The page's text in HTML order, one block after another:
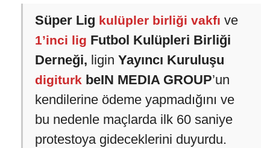
Süper Lig kulüpler birliği vakfı ve
1’inci lig Futbol Kulüpleri Birliği
Derneği, ligin Yayıncı Kuruluşu
digiturk beIN MEDIA GROUP’un
kendilerine ödeme yapmadığını ve
bu nedenle maçlarda ilk 60 saniye
protestoya gideceklerini duyurdu.